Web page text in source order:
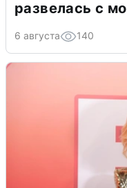
развелась с
6 августа 140